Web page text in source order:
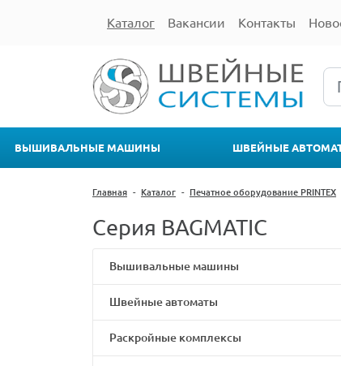
Каталог Вакансии Контакты
ВЫШИВАЛЬНЫЕ МАШИНЫ ШВЕЙНЫЕ
Главная - Каталог - Печатное оборудование PRINTEX
Серия BAGMATIC
Вышивальные машины
Швейные автоматы
Раскройные комплексы